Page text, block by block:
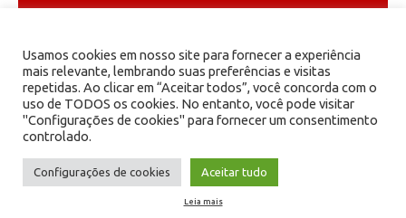
Creative Commons
ARQUIVOS
Arquivos
PCB - Partido Comunista Brasileiro.
Usamos cookies em nosso site para fornecer a experiência
mais relevante, lembrando suas preferências e visitas
repetidas. Ao clicar em “Aceitar todos”, você concorda com o
uso de TODOS os cookies. No entanto, você pode visitar
"Configurações de cookies" para fornecer um consentimento
controlado.
Configurações de cookies Aceitar tudo
Leia mais